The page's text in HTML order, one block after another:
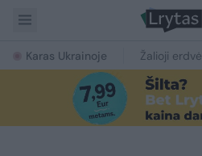
Karas Ukrainoje Žalioji erdvė